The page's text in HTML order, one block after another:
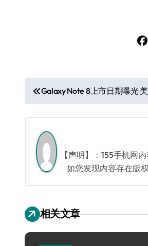
文
章
导
航
Galaxy Note 8上市日期曝光
【声明】：155手机网
如您发现内容存在版
相关文章